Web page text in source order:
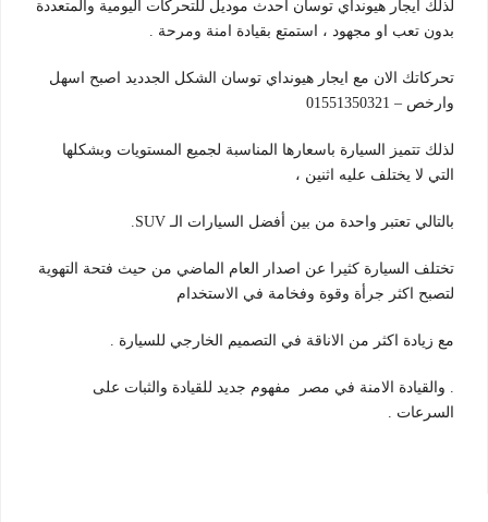
لذلك ايجار هيونداي توسان احدث موديل للتحركات اليومية والمتعددة
بدون تعب او مجهود ، استمتع بقيادة امنة ومرحة .
تحركاتك الان مع ايجار هيونداي توسان الشكل الجدديد اصبح اسهل
وارخص – 01551350321
لذلك تتميز السيارة باسعارها المناسبة لجميع المستويات وبشكلها
التي لا يختلف عليه اثنين ،
بالتالي تعتبر واحدة من بين أفضل السيارات الـ SUV.
تختلف السيارة كثيرا عن اصدار العام الماضي من حيث فتحة التهوية
لتصبح اكثر جرأة وقوة وفخامة في الاستخدام
مع زيادة اكثر من الاناقة في التصميم الخارجي للسيارة .
. والقيادة الامنة في مصر مفهوم جديد للقيادة والثبات على
السرعات .